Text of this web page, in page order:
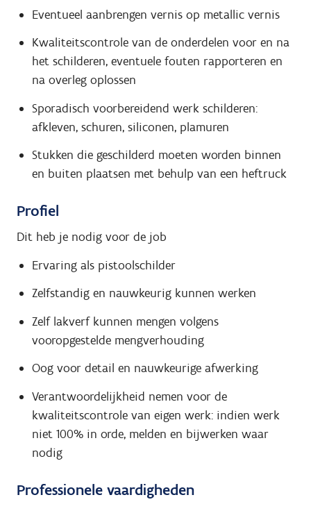
Eventueel aanbrengen vernis op metallic vernis
Kwaliteitscontrole van de onderdelen voor en na
het schilderen, eventuele fouten rapporteren en
na overleg oplossen
Sporadisch voorbereidend werk schilderen:
afkleven, schuren, siliconen, plamuren
Stukken die geschilderd moeten worden binnen
en buiten plaatsen met behulp van een heftruck
Profiel
Dit heb je nodig voor de job
Ervaring als pistoolschilder
Zelfstandig en nauwkeurig kunnen werken
Zelf lakverf kunnen mengen volgens
vooropgestelde mengverhouding
Oog voor detail en nauwkeurige afwerking
Verantwoordelijkheid nemen voor de
kwaliteitscontrole van eigen werk: indien werk
niet 100% in orde, melden en bijwerken waar
nodig
Professionele vaardigheden